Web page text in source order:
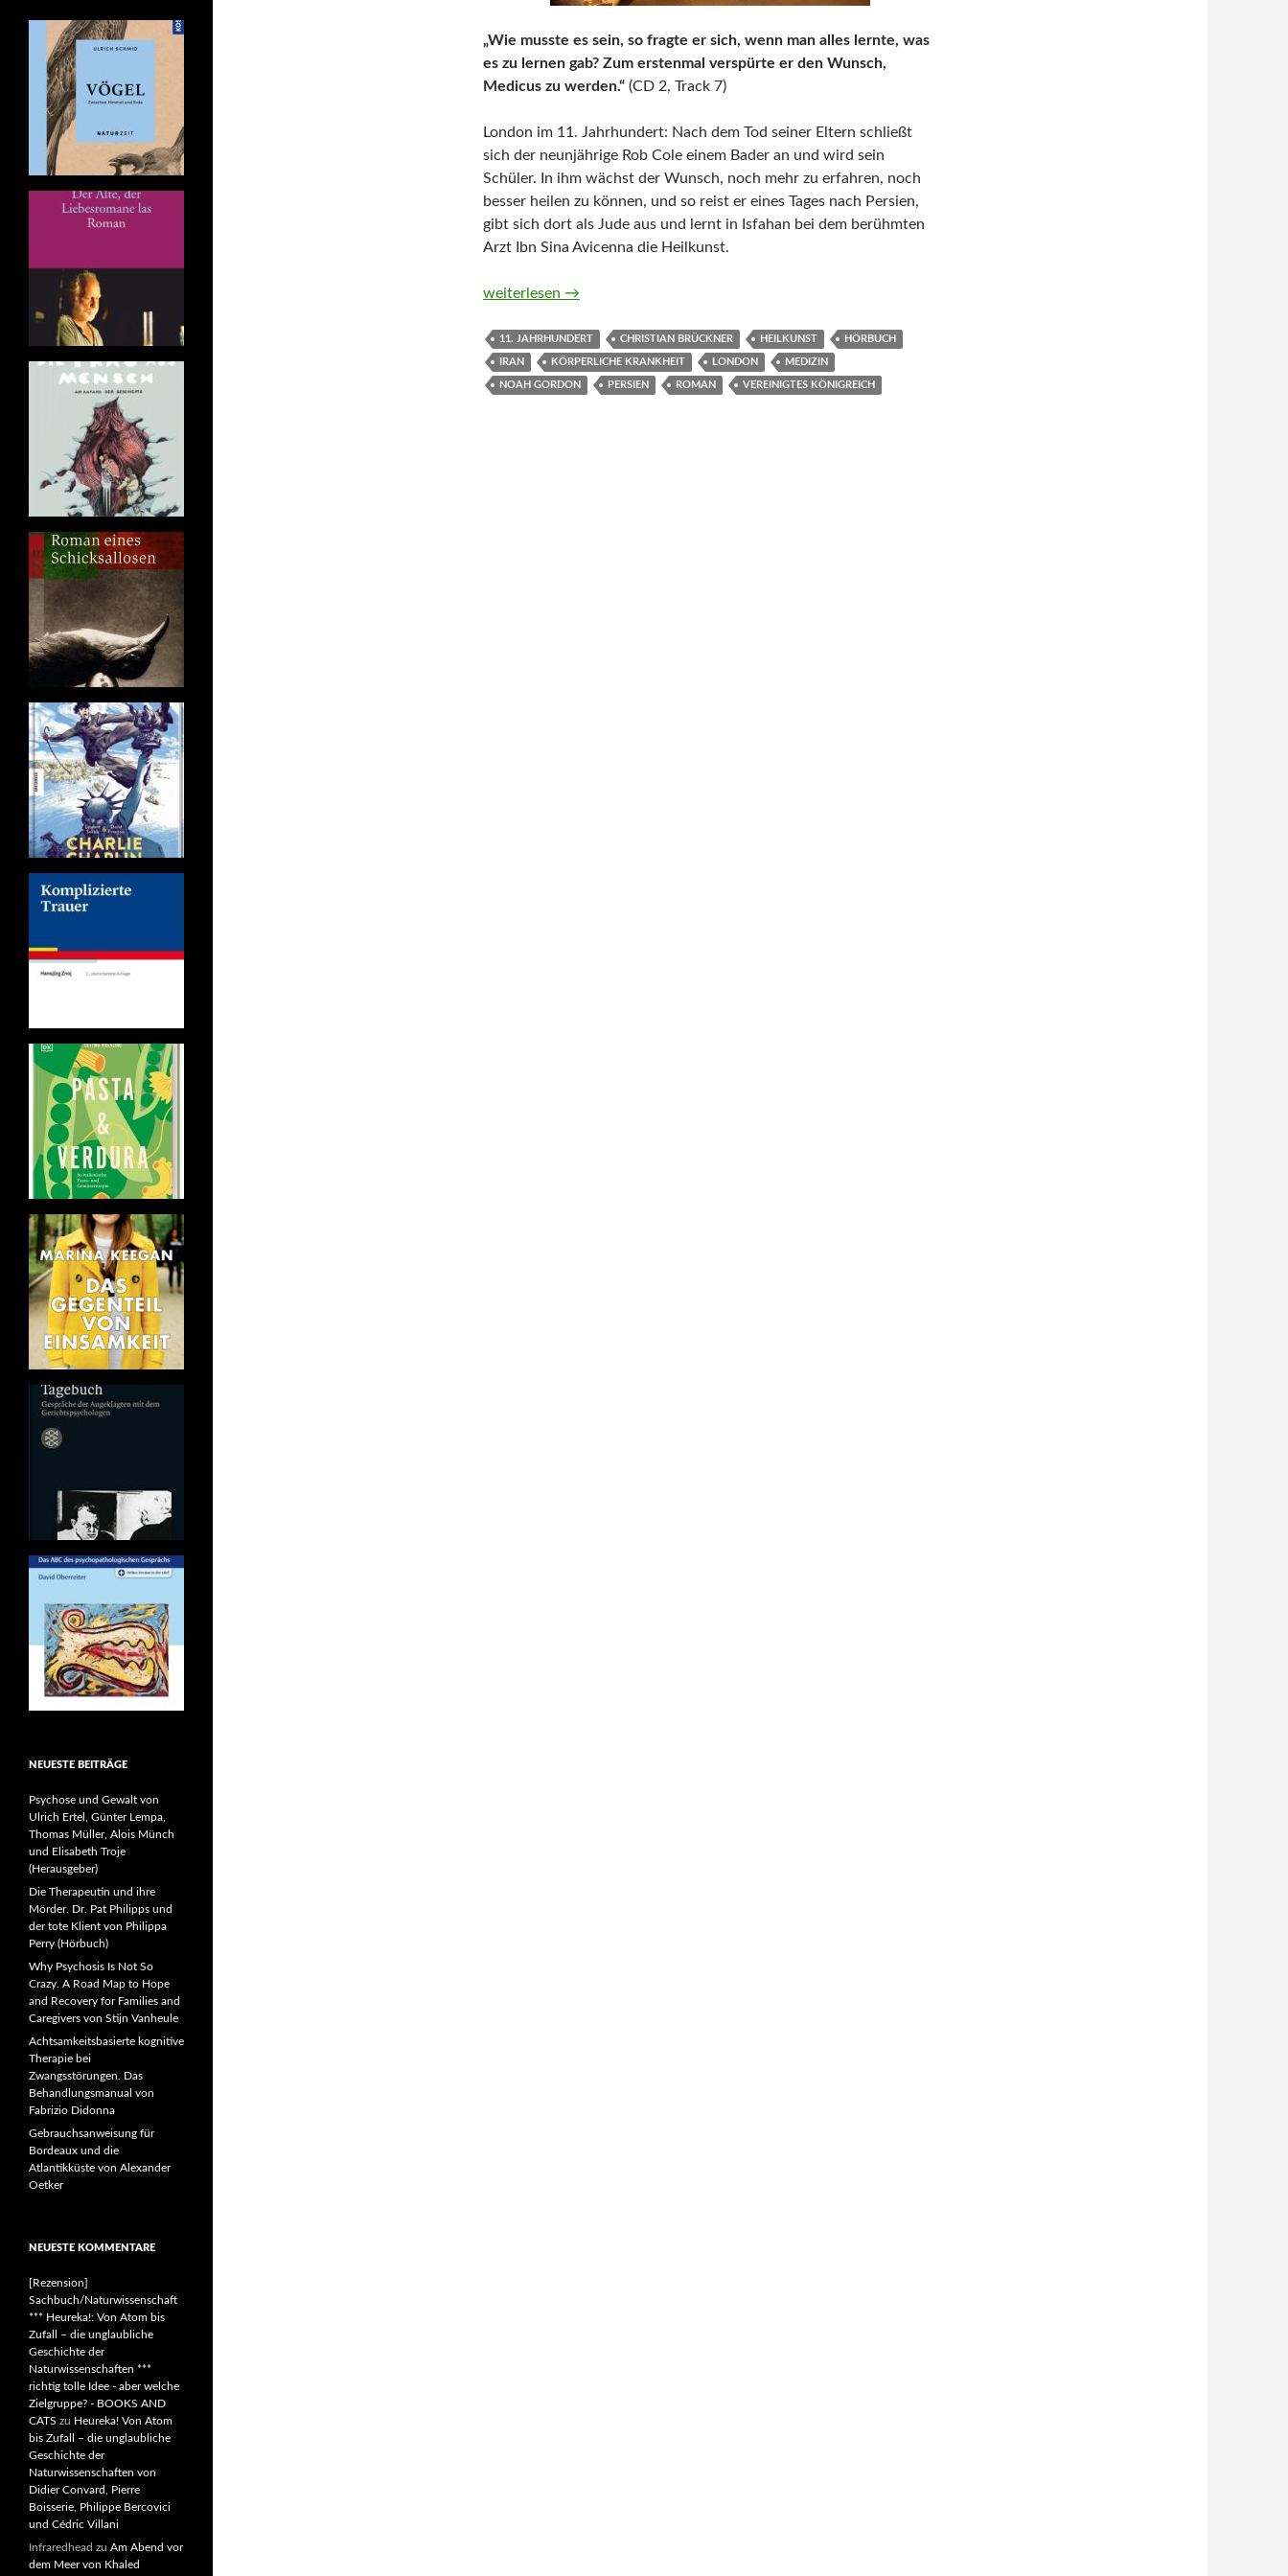
„Wie musste es sein, so fragte er sich, wenn man alles lernte, was
es zu lernen gab? Zum erstenmal verspürte er den Wunsch,
Medicus zu werden.“ (CD 2, Track 7)
London im 11. Jahrhundert: Nach dem Tod seiner Eltern schließt
sich der neunjährige Rob Cole einem Bader an und wird sein
Schüler. In ihm wächst der Wunsch, noch mehr zu erfahren, noch
besser heilen zu können, und so reist er eines Tages nach Persien,
gibt sich dort als Jude aus und lernt in Isfahan bei dem berühmten
Arzt Ibn Sina Avicenna die Heilkunst.
Der Medicus von Noah Gordon (Hörbuch)
weiterlesen →
11. JAHRHUNDERT CHRISTIAN BRÜCKNER HEILKUNST HÖRBUCH
IRAN KÖRPERLICHE KRANKHEIT LONDON MEDIZIN
NOAH GORDON PERSIEN ROMAN VEREINIGTES KÖNIGREICH
NEUESTE BEITRÄGE
Psychose und Gewalt von
Ulrich Ertel, Günter Lempa,
Thomas Müller, Alois Münch
und Elisabeth Troje
(Herausgeber)
Die Therapeutin und ihre
Mörder. Dr. Pat Philipps und
der tote Klient von Philippa
Perry (Hörbuch)
Why Psychosis Is Not So
Crazy. A Road Map to Hope
and Recovery for Families and
Caregivers von Stijn Vanheule
Achtsamkeitsbasierte kognitive
Therapie bei
Zwangsstörungen. Das
Behandlungsmanual von
Fabrizio Didonna
Gebrauchsanweisung für
Bordeaux und die
Atlantikküste von Alexander
Oetker
NEUESTE KOMMENTARE
[Rezension]
Sachbuch/Naturwissenschaft
*** Heureka!: Von Atom bis
Zufall – die unglaubliche
Geschichte der
Naturwissenschaften ***
richtig tolle Idee - aber welche
Zielgruppe? - BOOKS AND
CATS zu Heureka! Von Atom
bis Zufall – die unglaubliche
Geschichte der
Naturwissenschaften von
Didier Convard, Pierre
Boisserie, Philippe Bercovici
und Cédric Villani
Infraredhead zu Am Abend vor
dem Meer von Khaled